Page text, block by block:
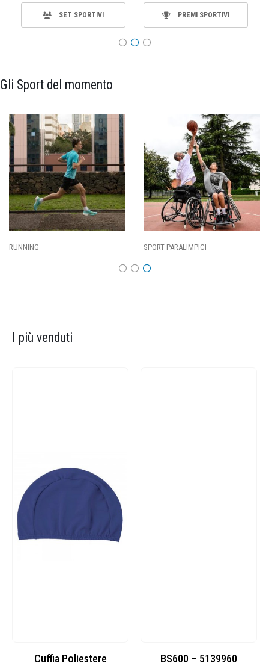
SET SPORTIVI PREMI SPORTIVI
Gli Sport del momento
SPORT PARALIMPICI CALCIO
I più venduti
Cuffia Poliestere BS600 – 5139960